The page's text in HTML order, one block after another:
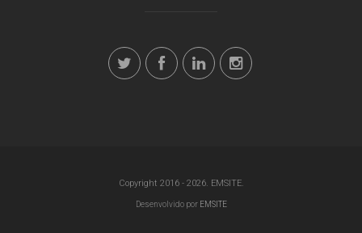
Copyright 2016 - 2026. EMSITE.
Desenvolvido por EMSITE